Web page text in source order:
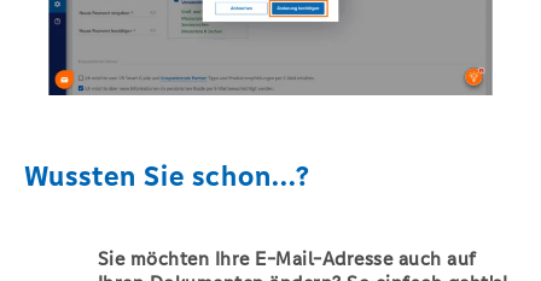
Wussten Sie schon...?
Sie möchten Ihre E-Mail-Adresse auch auf